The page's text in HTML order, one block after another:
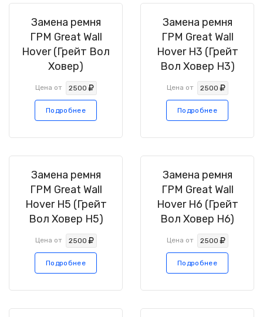
Замена ремня
ГРМ Great Wall
Hover (Грейт Вол
Ховер)
Цена от 2500
Подробнее
Замена ремня
ГРМ Great Wall
Hover H3 (Грейт
Вол Ховер H3)
Цена от 2500
Подробнее
Замена ремня
ГРМ Great Wall
Hover H5 (Грейт
Вол Ховер H5)
Цена от 2500
Подробнее
Замена ремня
ГРМ Great Wall
Hover H6 (Грейт
Вол Ховер H6)
Цена от 2500
Подробнее